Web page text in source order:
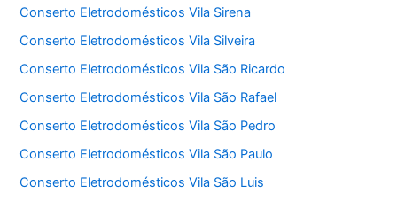
Conserto Eletrodomésticos Vila Sirena
Conserto Eletrodomésticos Vila Silveira
Conserto Eletrodomésticos Vila São Ricardo
Conserto Eletrodomésticos Vila São Rafael
Conserto Eletrodomésticos Vila São Pedro
Conserto Eletrodomésticos Vila São Paulo
Conserto Eletrodomésticos Vila São Luis